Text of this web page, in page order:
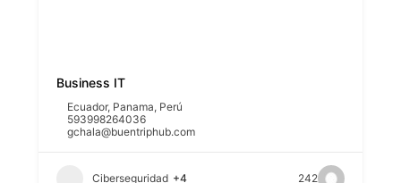
Business IT
Ecuador, Panama, Perú
593998264036
gchala@buentriphub.com
Ciberseguridad +4 242